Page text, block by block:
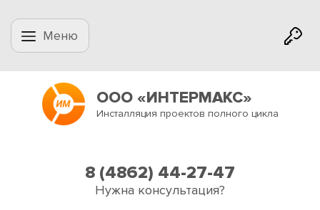
Меню
ООО «ИНТЕРМАКС»
Инсталляция проектов полного цикла
8 (4862) 44-27-47
Нужна консультация?